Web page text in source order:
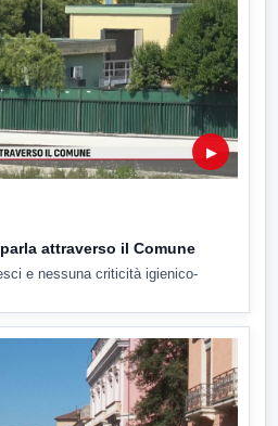
▶
attraverso il Comune
e nessuna criticità igienico-